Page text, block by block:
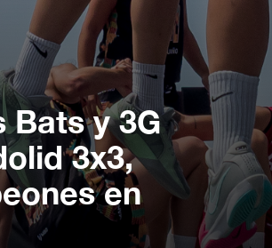
Bats y 3G
3x3,
en